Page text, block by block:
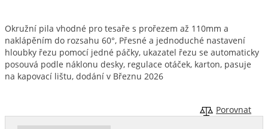
Okružní pila vhodné pro tesaře s prořezem až 110mm a
naklápěním do rozsahu 60°, Přesné a jednoduché nastavení
hloubky řezu pomocí jedné páčky, ukazatel řezu se automaticky
posouvá podle náklonu desky, regulace otáček, karton, pasuje
na kapovací lištu, dodání v Březnu 2026
Porovnat